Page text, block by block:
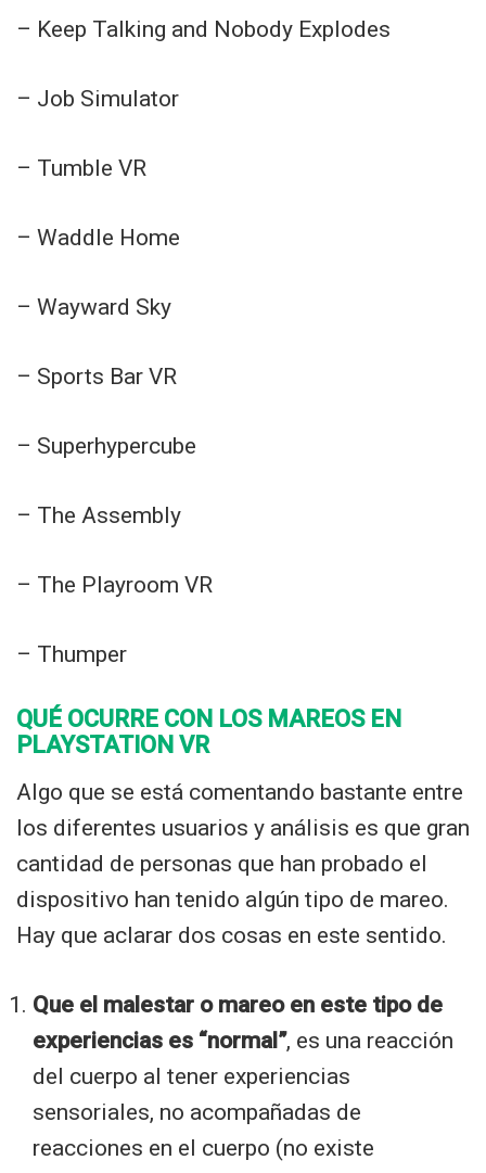
– Keep Talking and Nobody Explodes
– Job Simulator
– Tumble VR
– Waddle Home
– Wayward Sky
– Sports Bar VR
– Superhypercube
– The Assembly
– The Playroom VR
– Thumper
QUÉ OCURRE CON LOS MAREOS EN
PLAYSTATION VR
Algo que se está comentando bastante entre
los diferentes usuarios y análisis es que gran
cantidad de personas que han probado el
dispositivo han tenido algún tipo de mareo.
Hay que aclarar dos cosas en este sentido.
Que el malestar o mareo en este tipo de
experiencias es “normal”, es una reacción
del cuerpo al tener experiencias
sensoriales, no acompañadas de
reacciones en el cuerpo (no existe